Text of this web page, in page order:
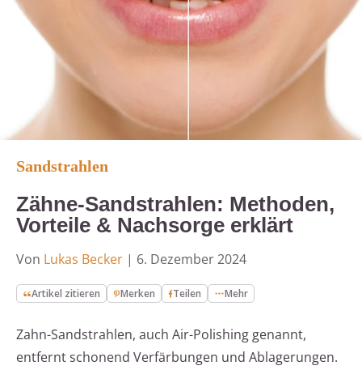
Sandstrahlen
Zähne-Sandstrahlen: Methoden,
Vorteile & Nachsorge erklärt
Von Lukas Becker | 6. Dezember 2024
Artikel zitieren Merken Teilen Mehr
Zahn-Sandstrahlen, auch Air-Polishing genannt,
entfernt schonend Verfärbungen und Ablagerungen.